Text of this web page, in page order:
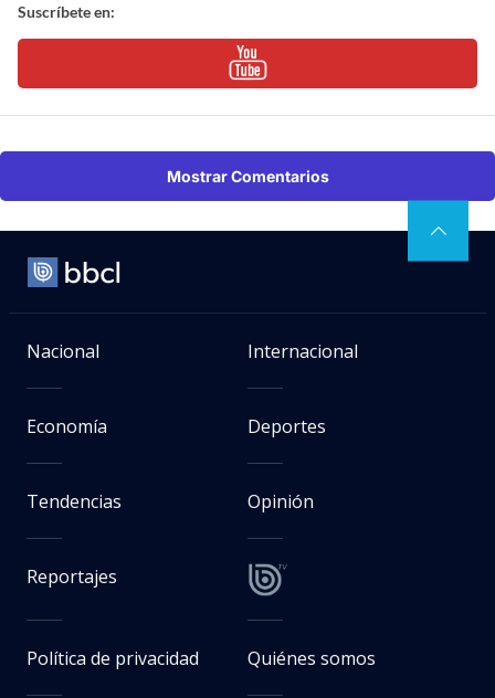
Suscríbete en:
Mostrar Comentarios
Nacional Internacional
Economía Deportes
Tendencias Opinión
Reportajes
Política de privacidad Quiénes somos